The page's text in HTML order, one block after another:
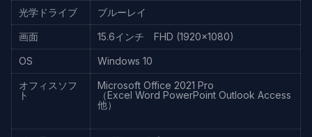
光学ドライブ ブルーレイ
画面 15.6インチ FHD (1920×1080)
OS Windows 10
オフィスソフ
ト
Microsoft Office 2021 Pro
（Excel Word PowerPoint Outlook Access
他）